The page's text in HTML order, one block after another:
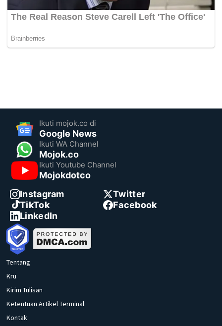
Ikuti mojok.co di
Google News
Ikuti WA Channel
Mojok.co
Ikuti Youtube Channel
Mojokdotco
Instagram
Twitter
TikTok
Facebook
LinkedIn
Tentang
Kru
Kirim Tulisan
Ketentuan Artikel Terminal
Kontak